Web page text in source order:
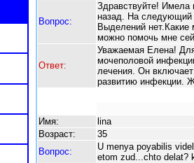
Вопрос:
Здравствуйте! Имела
назад. На следующий
Выделений
можно помочь мне
Ответ:
Уважаемая Елена! Для
мочеполовой
лечения. Он
развитию инфекции.
Имя:
lina
Возраст:
35
Вопрос:
U menya poyabilis
etom zud...chto delat?